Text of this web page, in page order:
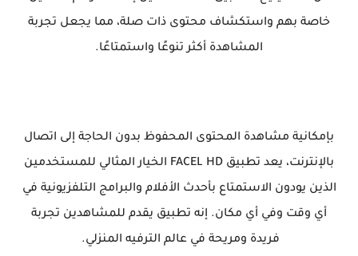
خاصة بهم واستكشاف محتوى ذات صلة، مما يجعل تجربة
المشاهدة أكثر تنوعًا واستمتاعًا.
بإمكانية مشاهدة المحتوى المحفوظ بدون الحاجة إلى اتصال
بالإنترنت، يعد تطبيق FACEL HD الخيار المثالي للمستخدمين
الذين يودون الاستمتاع بأحدث الأفلام والبرامج التلفزيونية في
أي وقت وفي أي مكان. إنه تطبيق يقدم للمشاهدين تجربة
فريدة ومريحة في عالم الترفيه المنزلي.